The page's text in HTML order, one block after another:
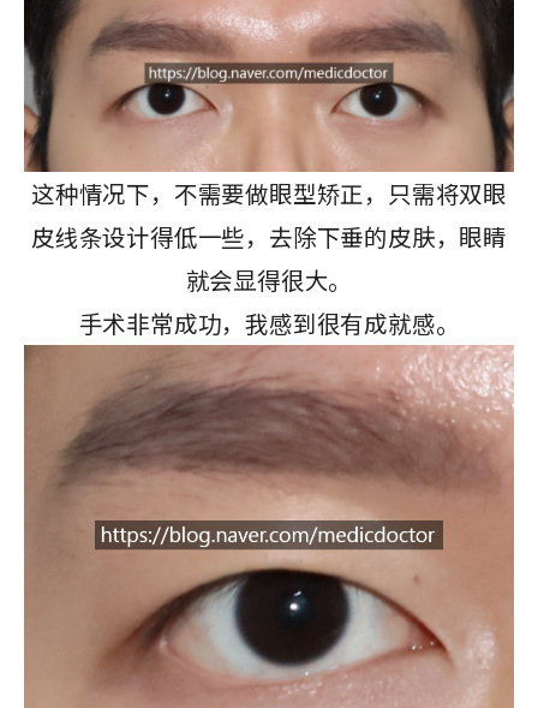
这种情况下，不需要做眼型矫正，只需将双眼
皮线条设计得低一些，去除下垂的皮肤，眼睛
就会显得很大。
手术非常成功，我感到很有成就感。